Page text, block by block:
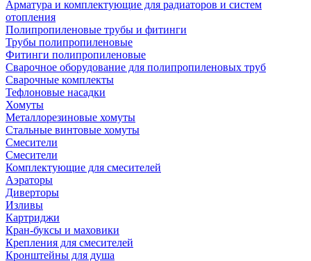
Арматура и комплектующие для радиаторов и систем
отопления
Полипропиленовые трубы и фитинги
Трубы полипропиленовые
Фитинги полипропиленовые
Сварочное оборудование для полипропиленовых труб
Сварочные комплекты
Тефлоновые насадки
Хомуты
Металлорезиновые хомуты
Стальные винтовые хомуты
Смесители
Смесители
Комплектующие для смесителей
Аэраторы
Диверторы
Изливы
Картриджи
Кран-буксы и маховики
Крепления для смесителей
Кронштейны для душа